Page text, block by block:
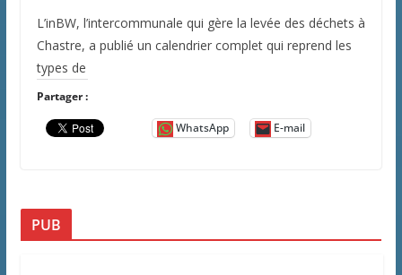
L’inBW, l’intercommunale qui gère la levée des déchets à
Chastre, a publié un calendrier complet qui reprend les
types de
Partager :
WhatsApp E-mail
PUB